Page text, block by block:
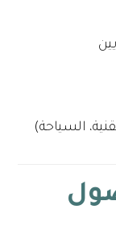
السياحة)